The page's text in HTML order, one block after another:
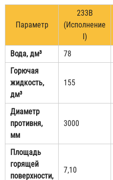
Параметр
233В
(Исполнение
I)
Вода, дм³
78
Горючая
жидкость,
дм³
155
Диаметр
противня,
мм
3000
Площадь
горящей
поверхности,
7,10